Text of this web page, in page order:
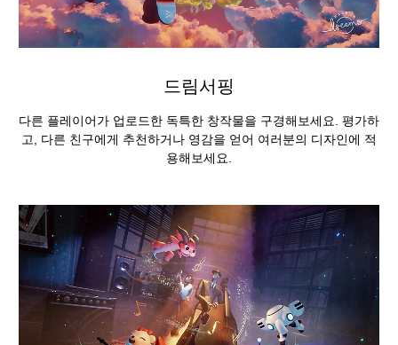
드림서핑
다른 플레이어가 업로드한 독특한 창작물을 구경해보세요. 평가하
고, 다른 친구에게 추천하거나 영감을 얻어 여러분의 디자인에 적
용해보세요.